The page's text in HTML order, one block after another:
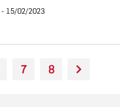
15/02/2023
7 8